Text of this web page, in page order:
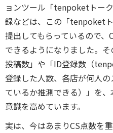
ョンツール「tenpoketトー
録などは、この「tenpoket
提出してもらっているので、
できるようになりました。
投稿数」や「ID登録数（
登録した人数、各店が何人
ているか推測できる）」を
意識を高めています。
実は、今はあまりCS点数を